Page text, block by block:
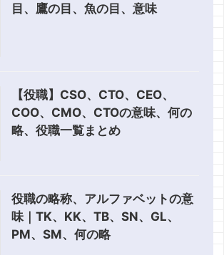
目、鷹の目、魚の目、意味
【役職】CSO、CTO、CEO、
COO、CMO、CTOの意味、何の
略、役職一覧まとめ
役職の略称、アルファベットの意
味｜TK、KK、TB、SN、GL、
PM、SM、何の略